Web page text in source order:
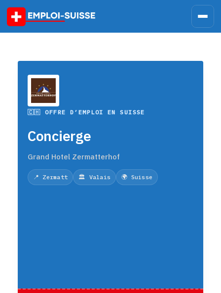
Skip
content
🇨🇭 OFFRE D’EMPLOI EN SUISSE
Concierge
Grand Hotel Zermatterhof
📍 Zermatt 🏛️ Valais 🌍 Suisse